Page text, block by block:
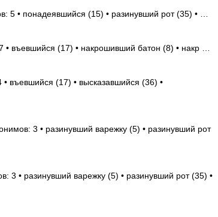
5 • понадеявшийся (15) • разинувший рот (35) • …
въевшийся (17) • накрошивший батон (8) • накр …
въевшийся (17) • высказавшийся (36) •
3 • разинувший варежку (5) • разинувший рот
3 • разинувший варежку (5) • разинувший рот (35) •